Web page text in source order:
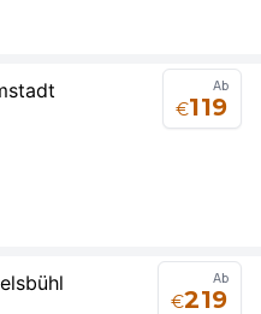
Ab
€119
Ab
€219